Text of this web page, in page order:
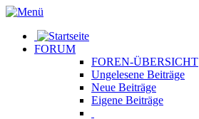
FORUM
FOREN-ÜBERSICHT
Ungelesene Beiträge
Neue Beiträge
Eigene Beiträge